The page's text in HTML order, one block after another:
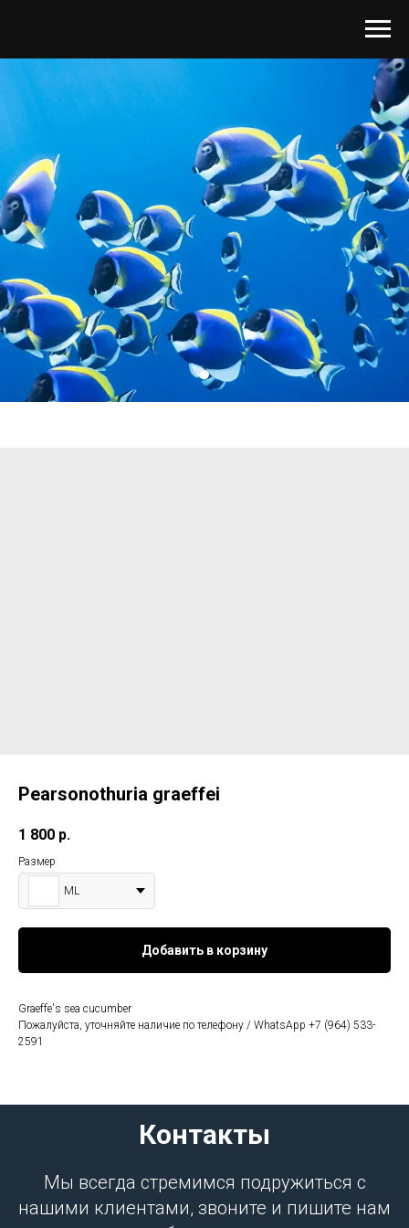
Pearsonothuria graeffei
1 800 р.
Размер
ML
Добавить в корзину
Graeffe's sea cucumber
Пожалуйста, уточняйте наличие по телефону / WhatsApp +7 (964) 533-
2591
Контакты
Мы всегда стремимся подружиться с
нашими клиентами, звоните и пишите нам